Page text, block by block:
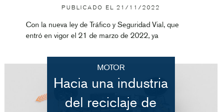
PUBLICADO EL21/11/2022
Con la nueva ley de Tráfico y Seguridad Vial, que
entró en vigor el 21 de marzo de 2022, ya
MOTOR
Hacia una industria
del reciclaje de